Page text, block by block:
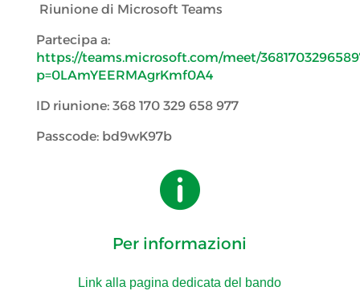
Riunione di Microsoft Teams
Partecipa a:
https://teams.microsoft.com/meet/
p=0LAmYEERMAgrKmf0A4
ID riunione: 368 170 329 658 977
Passcode: bd9wK97b

Per informazioni
Link alla pagina dedicata del bando